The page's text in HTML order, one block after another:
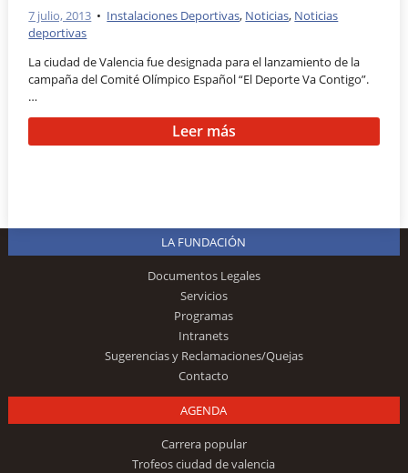
7 julio, 2013 • Instalaciones Deportivas, Noticias, Noticias
deportivas
La ciudad de Valencia fue designada para el lanzamiento de la
campaña del Comité Olímpico Español “El Deporte Va Contigo”.
…
Leer más
LA FUNDACIÓN
Documentos Legales
Servicios
Programas
Intranets
Sugerencias y Reclamaciones/Quejas
Contacto
AGENDA
Carrera popular
Trofeos ciudad de valencia